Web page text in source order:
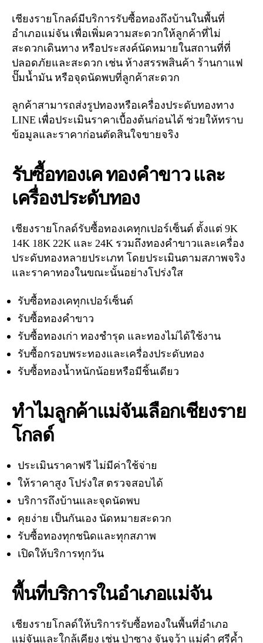
เชียงรายโกลด์มีบริการรับซื้อทองถึงบ้านในพื้นที่
อำเภอแม่จัน เพื่อเพิ่มความสะดวกให้ลูกค้าที่ไม่
สะดวกเดินทาง หรือประสงค์นัดหมายในสถานที่ที่
ปลอดภัยและสะดวก เช่น ห้างสรรพสินค้า ร้านกาแฟ
ปั๊มน้ำมัน หรือจุดนัดพบที่ลูกค้าสะดวก
ลูกค้าสามารถส่งรูปทองหรือเครื่องประดับทองทาง
LINE เพื่อประเมินราคาเบื้องต้นก่อนได้ ช่วยให้ทราบ
ข้อมูลและราคาก่อนตัดสินใจขายจริง
รับซื้อทองเค ทองคำขาว และ
เครื่องประดับทอง
เชียงรายโกลด์รับซื้อทองเคทุกเปอร์เซ็นต์ ตั้งแต่ 9K
14K 18K 22K และ 24K รวมถึงทองคำขาวและเครื่อง
ประดับทองหลายประเภท โดยประเมินตามสภาพจริง
และราคาทองในขณะนั้นอย่างโปร่งใส
รับซื้อทองเคทุกเปอร์เซ็นต์
รับซื้อทองคำขาว
รับซื้อทองเก่า ทองชำรุด และทองไม่ได้ใช้งาน
รับซื้อกรอบพระทองและเครื่องประดับทอง
รับซื้อทองน้ำหนักน้อยหรือมีชิ้นเดียว
ทำไมลูกค้าแม่จันเลือกเชียงราย
โกลด์
ประเมินราคาฟรี ไม่มีค่าใช้จ่าย
ให้ราคาสูง โปร่งใส ตรวจสอบได้
บริการถึงบ้านและจุดนัดพบ
คุยง่าย เป็นกันเอง นัดหมายสะดวก
รับซื้อทองทุกชนิดและทุกสภาพ
เปิดให้บริการทุกวัน
พื้นที่บริการในอำเภอแม่จัน
เชียงรายโกลด์ให้บริการรับซื้อทองในพื้นที่อำเภอ
แม่จันและใกล้เคียง เช่น ป่าซาง จันจว้า แม่คำ ศรีค้ำ